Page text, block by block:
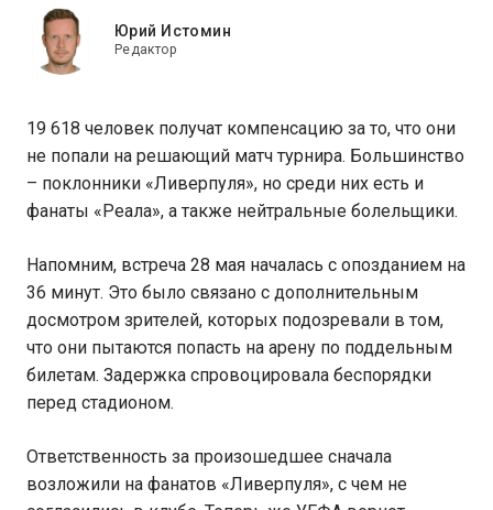
Юрий Истомин
Редактор
19 618 человек получат компенсацию за то, что они
не попали на решающий матч турнира. Большинство
– поклонники «Ливерпуля», но среди них есть и
фанаты «Реала», а также нейтральные болельщики.
Напомним, встреча 28 мая началась с опозданием на
36 минут. Это было связано с дополнительным
досмотром зрителей, которых подозревали в том,
что они пытаются попасть на арену по поддельным
билетам. Задержка спровоцировала беспорядки
перед стадионом.
Ответственность за произошедшее сначала
возложили на фанатов «Ливерпуля», с чем не